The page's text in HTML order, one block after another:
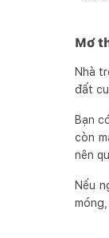
Mơ
Nhà
đất
Bạn
còn
nên
Nếu